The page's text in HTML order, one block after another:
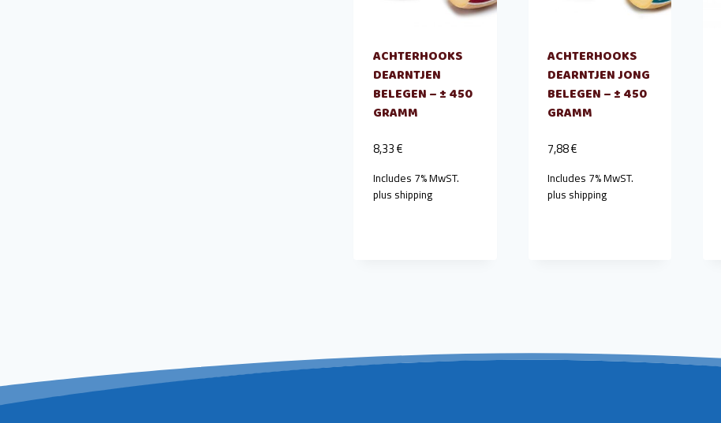
ACHTERHOOKS
DEARNTJEN
BELEGEN – ± 450
GRAMM
8,33€
Includes 7% MwST.
plus shipping
ACHTERHOOKS
DEARNTJEN JONG
BELEGEN – ± 450
GRAMM
7,88€
Includes 7% MwST.
plus shipping